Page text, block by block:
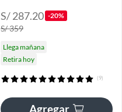
S/ 287.20 -20%
S/ 359
Llega mañana
Retira hoy
(9)
Agregar